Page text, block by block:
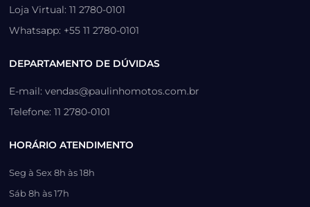
Loja Virtual: 11 2780-0101
Whatsapp: +55 11 2780-0101
DEPARTAMENTO DE DÚVIDAS
E-mail: vendas@paulinhomotos.com.br
Telefone: 11 2780-0101
HORÁRIO ATENDIMENTO
Seg à Sex 8h às 18h
Sáb 8h às 17h